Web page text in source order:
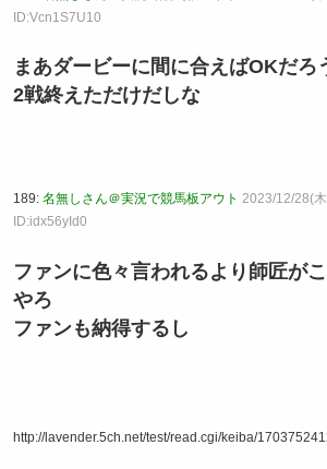
ID:Vcn1S7U10
まあダービーに間に合えばOKだろ
2戦終えただけだしな
189: 名無しさん＠実況で競馬板アウト 2023/12/28(
ID:idx56yId0
ファンに色々言われるより師匠が
やろ
ファンも納得するし
http://lavender.5ch.net/test/read.cgi/keiba/